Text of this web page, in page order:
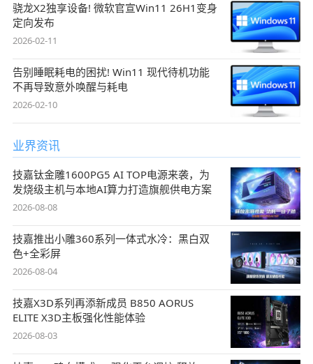
骁龙X2独享设备! 微软官宣Win11 26H1变身
定向发布
2026-02-11
告别睡眠耗电的困扰! Win11 现代待机功能
不再导致意外唤醒与耗电
2026-02-10
业界资讯
技嘉钛金雕1600PG5 AI TOP电源来袭，为
发烧级主机与本地AI算力打造旗舰供电方案
2026-08-08
技嘉推出小雕360系列一体式水冷：黑白双
色+全彩屏
2026-08-04
技嘉X3D系列再添新成员 B850 AORUS
ELITE X3D主板强化性能体验
2026-08-03